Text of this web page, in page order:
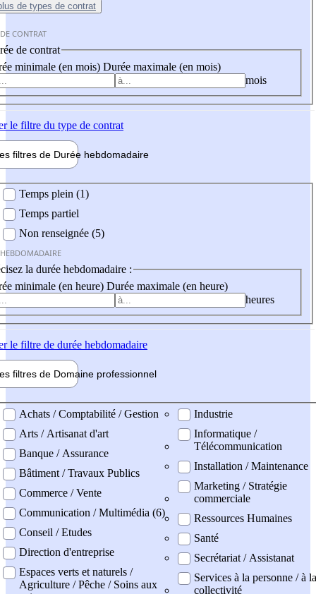
de types de contrat
CONTRAT
de contrat
minimale (en mois) Durée maximale (en mois)
mois
le filtre du type de contrat
filtres de Durée hebdomadaire
Temps plein (1)
Temps partiel
Non renseignée (5)
la durée hebdomadaire :
minimale (en heure) Durée maximale (en heure)
heures
le filtre de durée hebdomadaire
filtres de Domaine professionnel
professionel
Achats / Comptabilité / Gestion
Arts / Artisanat d'art
Banque / Assurance
Bâtiment / Travaux Publics
Commerce / Vente
Communication / Multimédia (6)
Conseil / Etudes
Direction d'entreprise
Espaces verts et naturels /
Agriculture / Pêche / Soins aux
Industrie
Informatique /
Télécommunication
Installation / Maintenance
Marketing / Stratégie
commerciale
Ressources Humaines
Santé
Secrétariat / Assistanat
Services à la personne / à la
collectivité